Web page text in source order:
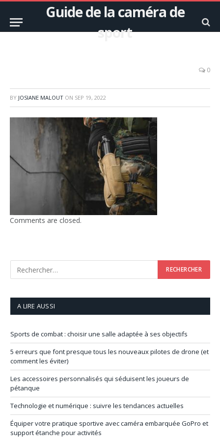
Guide de la caméra de
sport
0
BY JOSIANE MALOUT ON SEP 19, 2022
Comments are closed.
A LIRE AUSSI
Sports de combat : choisir une salle adaptée à ses objectifs
5 erreurs que font presque tous les nouveaux pilotes de drone (et
comment les éviter)
Les accessoires personnalisés qui séduisent les joueurs de
pétanque
Technologie et numérique : suivre les tendances actuelles
Équiper votre pratique sportive avec caméra embarquée GoPro et
support étanche pour activités